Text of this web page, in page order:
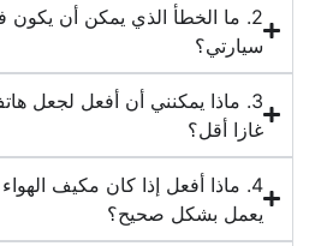
‏2. ما الخطأ الذي يمكن أن
سيارتي؟‏
‏3. ماذا يمكنني أن أفعل لجعل
غازا أقل؟‏
‏4. ماذا أفعل إذا كان مكيف
يعمل بشكل صحيح؟‏